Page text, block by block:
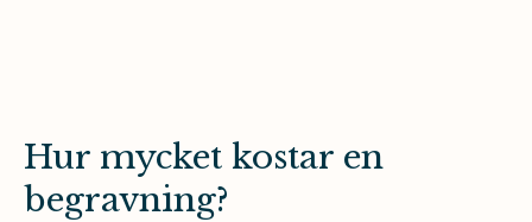
Hur mycket kostar en
begravning?